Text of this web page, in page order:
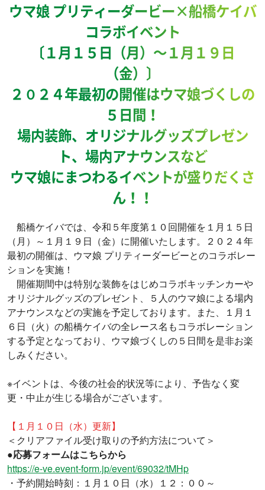
ウマ娘 プリティーダービー×船橋ケイバ
コラボイベント
〔１月１５日（月）～１月１９日
（金）〕
２０２４年最初の開催はウマ娘づくしの
５日間！
場内装飾、オリジナルグッズプレゼン
ト、場内アナウンスなど
ウマ娘にまつわるイベントが盛りだくさ
ん！！
船橋ケイバでは、令和５年度第１０回開催を１月１５日
（月）～１月１９日（金）に開催いたします。２０２４年
最初の開催は、ウマ娘 プリティーダービーとのコラボレー
ションを実施！
開催期間中は特別な装飾をはじめコラボキッチンカーや
オリジナルグッズのプレゼント、５人のウマ娘による場内
アナウンスなどの実施を予定しております。また、１月１
６日（火）の船橋ケイバの全レース名もコラボレーション
する予定となっており、ウマ娘づくしの５日間を是非お楽
しみください。
※イベントは、今後の社会的状況等により、予告なく変
更・中止が生じる場合がございます。
【１月１０日（水）更新】
＜クリアファイル受け取りの予約方法について＞
●応募フォームはこちらから
https://e-ve.event-form.jp/event/69032/tMHp
・予約開始時刻：１月１０日（水）１２：００～